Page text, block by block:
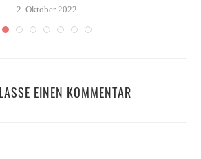
2. Oktober 2022
EINEN KOMMENTAR